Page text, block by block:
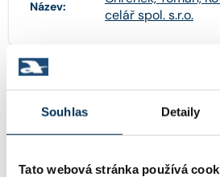
Souhlas Detaily
Tato webová stránka používá
Název:
celář spol. s.r.o.